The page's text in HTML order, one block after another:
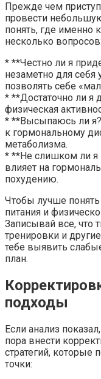
Прежде чем
провести
понять, где именно
несколько вопросов:
* **Честно ли я
незаметно для себя
позволять себе
* **Достаточно ли я
физическая
* **Высыпаюсь ли
к гормональному
метаболизма.
* **Не слишком ли я
влияет на
похудению.
Чтобы лучше
питания и
Записывай все, что
тренировки и
тебе выявить
план.
подходы
Если анализ
пора внести
стратегий, которые
точки: